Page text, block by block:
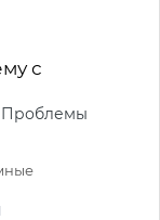
с
Проблемы